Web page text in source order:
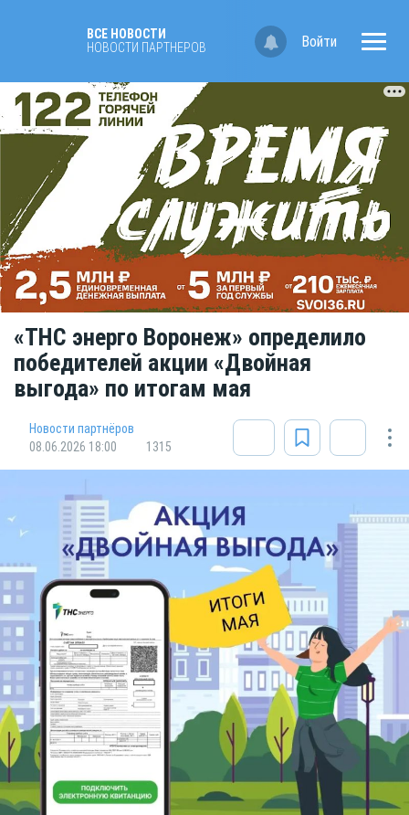
ВСЕ НОВОСТИ
НОВОСТИ ПАРТНЁРОВ
Войти
«ТНС энерго Воронеж» определило
победителей акции «Двойная
выгода» по итогам мая
Новости партнёров
08.06.2026 18:00
1315